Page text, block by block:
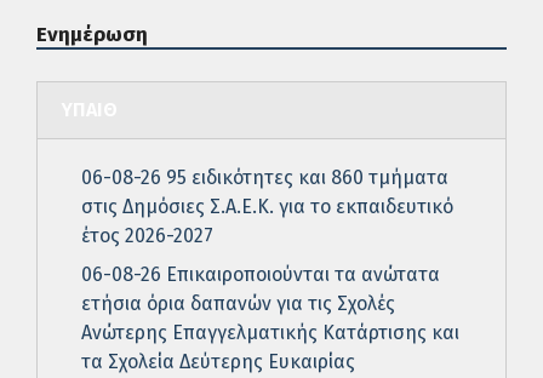
Ενημέρωση
06-08-26 95 ειδικότητες και 860 τμήματα
στις Δημόσιες Σ.Α.Ε.Κ. για το εκπαιδευτικό
έτος 2026-2027
06-08-26 Επικαιροποιούνται τα ανώτατα
ετήσια όρια δαπανών για τις Σχολές
Ανώτερης Επαγγελματικής Κατάρτισης και
τα Σχολεία Δεύτερης Ευκαιρίας